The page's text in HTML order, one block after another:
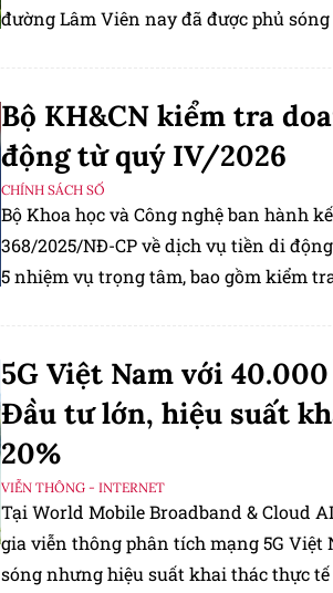
đường Lâm Viên nay đã được phủ
Bộ KH&CN kiểm tra
động từ quý IV/2026
CHÍNH SÁCH SỐ
Bộ Khoa học và Công nghệ ban hành
368/2025/NĐ-CP về dịch vụ tiền di
5 nhiệm vụ trọng tâm, bao gồm kiểm
5G Việt Nam với
Đầu tư lớn, hiệu suất
20%
VIỄN THÔNG - INTERNET
Tại World Mobile Broadband & Cloud
gia viễn thông phân tích mạng 5G Việt
sóng nhưng hiệu suất khai thác thực